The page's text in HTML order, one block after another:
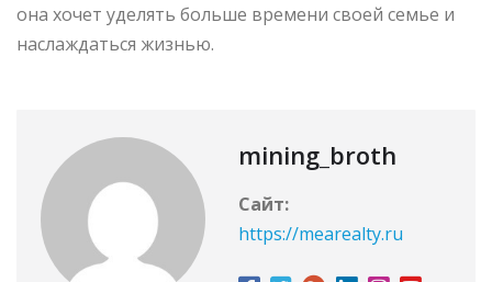
она хочет уделять больше времени своей семье и
наслаждаться жизнью.
mining_broth
Сайт:
https://mearealty.ru